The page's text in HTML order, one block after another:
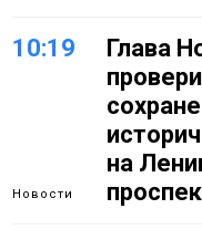
10:19
Новости
Глава
на